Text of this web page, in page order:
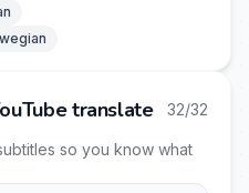
translate 32/32
so you know what